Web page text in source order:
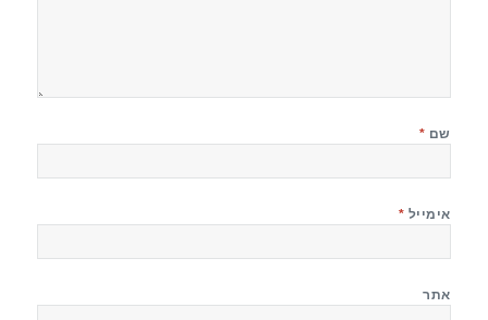
שם *
אימייל *
אתר